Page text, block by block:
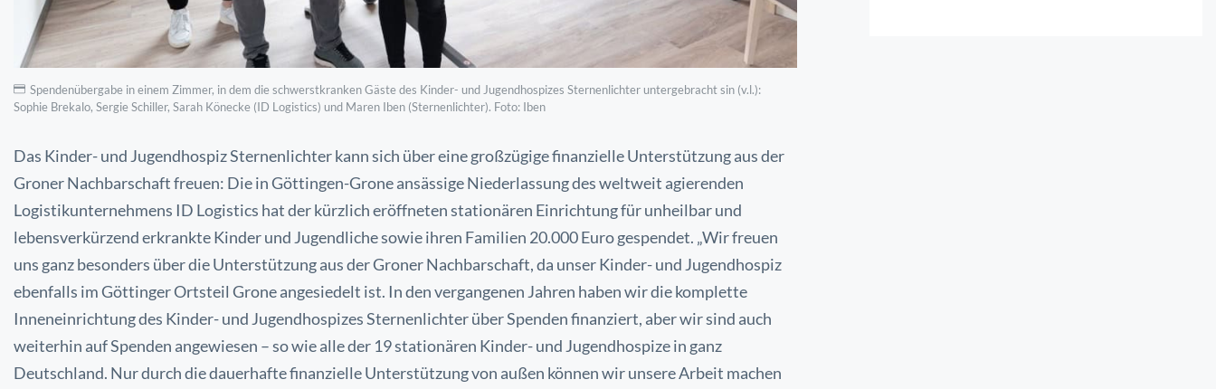
Spendenübergabe in einem Zimmer, in dem die schwerstkranken Gäste des Kinder- und Jugendhospizes Sternenlichter untergebracht sin (v.l.):
Sophie Brekalo, Sergie Schiller, Sarah Könecke (ID Logistics) und Maren Iben (Sternenlichter). Foto: Iben
Das Kinder- und Jugendhospiz Sternenlichter kann sich über eine großzügige finanzielleUnterstützung aus der
Groner Nachbarschaft freuen: Die in Göttingen-Grone ansässigeNiederlassung des weltweit agierenden
Logistikunternehmens ID Logistics hat der kürzlicheröffneten stationären Einrichtung für unheilbar und
lebensverkürzend erkrankte Kinder und Jugendliche sowie ihren Familien 20.000 Euro gespendet. „Wir freuen
uns ganz besonders über die Unterstützung aus der Groner Nachbarschaft, da unserKinder- und Jugendhospiz
ebenfalls im Göttinger Ortsteil Grone angesiedelt ist. In den vergangenen Jahren haben wir die komplette
Inneneinrichtung des Kinder- und Jugendhospizes Sternenlichterüber Spenden finanziert, aber wir sind auch
weiterhin auf Spenden angewiesen – so wie alle der 19stationären Kinder- und Jugendhospize in ganz
Deutschland. Nur durch die dauerhafte finanzielleUnterstützung von außen können wir unsere Arbeit machen